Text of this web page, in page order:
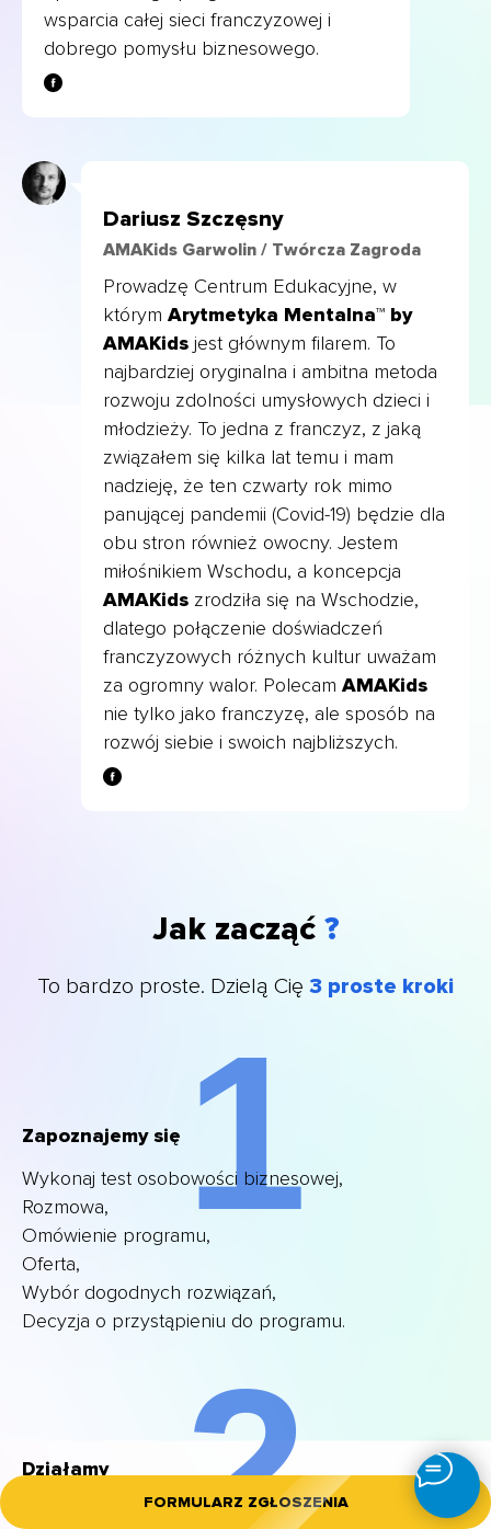
FORMULARZ ZGŁOSZENIA
wsparcia całej sieci franczyzowej i
dobrego pomysłu biznesowego.
Dariusz Szczęsny
AMAKids Garwolin / Twórcza Zagroda
Prowadzę Centrum Edukacyjne, w
którym Arytmetyka Mentalna™ by
AMAKids jest głównym filarem. To
najbardziej oryginalna i ambitna metoda
rozwoju zdolności umysłowych dzieci i
młodzieży. To jedna z franczyz, z jaką
związałem się kilka lat temu i mam
nadzieję, że ten czwarty rok mimo
panującej pandemii (Covid-19) będzie dla
obu stron również owocny. Jestem
miłośnikiem Wschodu, a koncepcja
AMAKids zrodziła się na Wschodzie,
dlatego połączenie doświadczeń
franczyzowych różnych kultur uważam
za ogromny walor. Polecam AMAKids
nie tylko jako franczyzę, ale sposób na
rozwój siebie i swoich najbliższych.
Jak zacząć ?
To bardzo proste. Dzielą Cię 3 proste kroki
Zapoznajemy się
Wykonaj test osobowości biznesowej,
Rozmowa,
Omówienie programu,
Oferta,
Wybór dogodnych rozwiązań,
Decyzja o przystąpieniu do programu.
1
Działamy
Weryfikacja techniczna (simple due diligence)
2